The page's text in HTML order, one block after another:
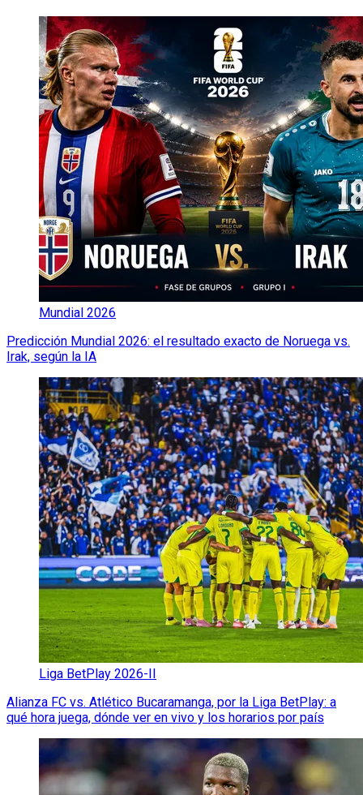
Mundial 2026
Predicción Mundial 2026: el resultado exacto de Noruega vs.
Irak, según la IA
Liga BetPlay 2026-II
Alianza FC vs. Atlético Bucaramanga, por la Liga BetPlay: a
qué hora juega, dónde ver en vivo y los horarios por país